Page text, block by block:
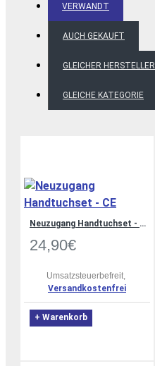
VERWANDT
AUCH GEKAUFT
GLEICHER HERSTELLER
GLEICHE KATEGORIE
Neuzugang Handtuchset - CE
24,90€
Umsatzsteuerbefreit,
Versandkostenfrei
+ Warenkorb